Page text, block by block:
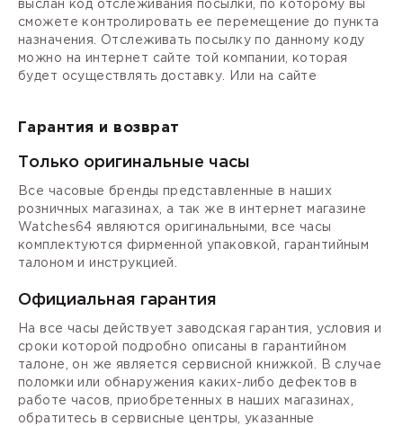
выслан код отслеживания посылки, по которому вы
сможете контролировать ее перемещение до пункта
назначения. Отслеживать посылку по данному коду
можно на интернет сайте той компании, которая
будет осуществлять доставку. Или на сайте
Гарантия и возврат
Только оригинальные часы
Все часовые бренды представленные в наших
розничных магазинах, а так же в интернет магазине
Watches64 являются оригинальными, все часы
комплектуются фирменной упаковкой, гарантийным
талоном и инструкцией.
Официальная гарантия
На все часы действует заводская гарантия, условия и
сроки которой подробно описаны в гарантийном
талоне, он же является сервисной книжкой. В случае
поломки или обнаружения каких-либо дефектов в
работе часов, приобретенных в наших магазинах,
обратитесь в сервисные центры, указанные